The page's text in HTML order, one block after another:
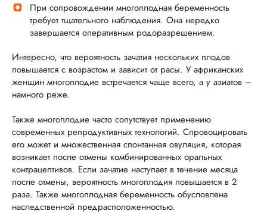
При сопровождении многоплодная беременность
требует тщательного наблюдения. Она нередко
завершается оперативным родоразрешением.
Интересно, что вероятность зачатия нескольких плодов
повышается с возрастом и зависит от расы. У африканских
женщин многоплодие встречается чаще всего, а у азиатов –
намного реже.
Также многоплодие часто сопутствует применению
современных репродуктивных технологий. Спровоцировать
его может и множественная спонтанная овуляция, которая
возникает после отмены комбинированных оральных
контрацептивов. Если зачатие наступает в течение месяца
после отмены, вероятность многоплодия повышается в 2
раза. Также многоплодная беременность обусловлена
наследственной предрасположенностью.